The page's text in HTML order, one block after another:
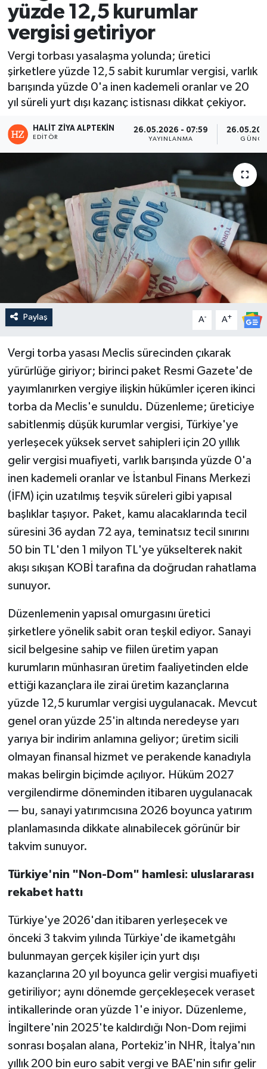
yüzde 12,5 kurumlar
vergisi getiriyor
Vergi torbası yasalaşma yolunda; üretici
şirketlere yüzde 12,5 sabit kurumlar vergisi, varlık
barışında yüzde 0'a inen kademeli oranlar ve 20
yıl süreli yurt dışı kazanç istisnası dikkat çekiyor.
HALIT ZIYA ALPTEKIN
EDITÖR
26.05.2026 - 07:59
YAYINLANMA
Paylaş A- A+
Vergi torba yasası Meclis sürecinden çıkarak
yürürlüğe giriyor; birinci paket Resmi Gazete'de
yayımlanırken vergiye ilişkin hükümler içeren ikinci
torba da Meclis'e sunuldu. Düzenleme; üreticiye
sabitlenmiş düşük kurumlar vergisi, Türkiye'ye
yerleşecek yüksek servet sahipleri için 20 yıllık
gelir vergisi muafiyeti, varlık barışında yüzde 0'a
inen kademeli oranlar ve İstanbul Finans Merkezi
(İFM) için uzatılmış teşvik süreleri gibi yapısal
başlıklar taşıyor. Paket, kamu alacaklarında tecil
süresini 36 aydan 72 aya, teminatsız tecil sınırını
50 bin TL'den 1 milyon TL'ye yükselterek nakit
akışı sıkışan KOBİ tarafına da doğrudan rahatlama
sunuyor.
Düzenlemenin yapısal omurgasını üretici
şirketlere yönelik sabit oran teşkil ediyor. Sanayi
sicil belgesine sahip ve fiilen üretim yapan
kurumların münhasıran üretim faaliyetinden elde
ettiği kazançlara ile zirai üretim kazançlarına
yüzde 12,5 kurumlar vergisi uygulanacak. Mevcut
genel oran yüzde 25'in altında neredeyse yarı
yarıya bir indirim anlamına geliyor; üretim sicili
olmayan finansal hizmet ve perakende kanadıyla
makas belirgin biçimde açılıyor. Hüküm 2027
vergilendirme döneminden itibaren uygulanacak
— bu, sanayi yatırımcısına 2026 boyunca yatırım
planlamasında dikkate alınabilecek görünür bir
takvim sunuyor.
Türkiye'nin "Non-Dom" hamlesi: uluslararası
rekabet hattı
Türkiye'ye 2026'dan itibaren yerleşecek ve
önceki 3 takvim yılında Türkiye'de ikametgâhı
bulunmayan gerçek kişiler için yurt dışı
kazançlarına 20 yıl boyunca gelir vergisi muafiyeti
getiriliyor; aynı dönemde gerçekleşecek veraset
intikallerinde oran yüzde 1'e iniyor. Düzenleme,
İngiltere'nin 2025'te kaldırdığı Non-Dom rejimi
sonrası boşalan alana, Portekiz'in NHR, İtalya'nın
yıllık 200 bin euro sabit vergi ve BAE'nin sıfır gelir